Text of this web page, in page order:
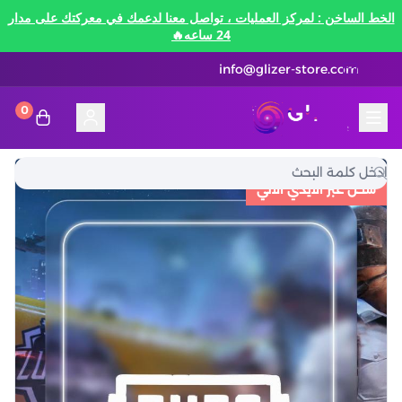
الخط الساخن : لمركز العمليات ، تواصل معنا لدعمك في معركتك على مدار
24 ساعه🔥
info@glizer-store.com
قلايزر ستور | Glizer Store
تقسيط
تقسيط
Everness
تقسيط سوا بلاي
منصات الألعاب
منصات الألعاب
هونكاي امباكت Honkai Impact
رن سكيب Rune Scape
متاجر رقمية
متاجر رقمية
بطاقات ايتونز
الاتصالات والبيانات
الاتصالات والبيانات
بطاقات التسوق
0
شحن عبر الايدي الآلي